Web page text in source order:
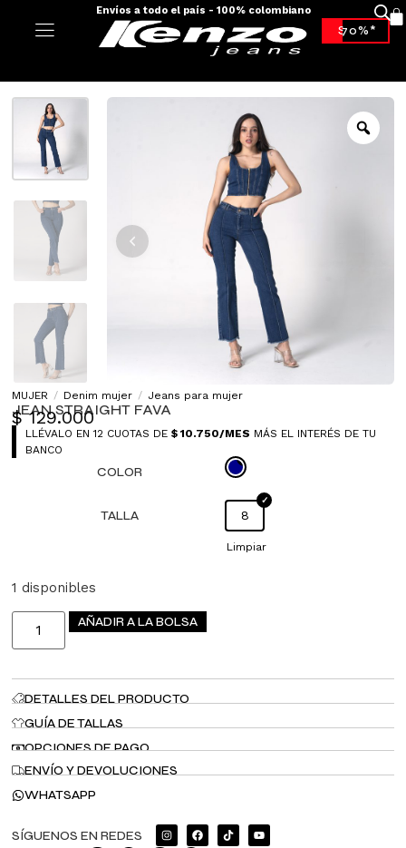
Envíos a todo el país - 100% colombiano
-70%*
MUJER / Denim mujer / Jeans para mujer
JEAN STRAIGHT FAVA
$129.000
LLÉVALO EN 12 CUOTAS DE$ 10.750/MES MÁS EL INTERÉS DE TU
BANCO
COLOR
TALLA 8
Limpiar
1 disponibles
AÑADIR A LA BOLSA
DETALLES DEL PRODUCTO
GUÍA DE TALLAS
OPCIONES DE PAGO
ENVÍO Y DEVOLUCIONES
WHATSAPP
SÍGUENOS EN REDES